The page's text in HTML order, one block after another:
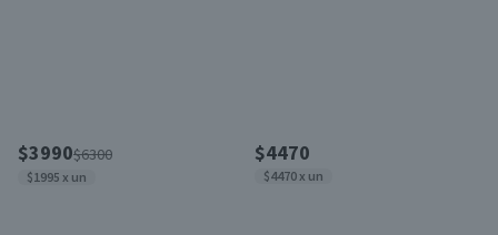
$3990$6300
$1995 x un
$4470
$4470 x un